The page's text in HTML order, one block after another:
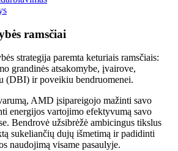
ramsčiai
strategija paremta keturiais ramsčiais:
grandinės atsakomybe, įvairove,
(DBI) ir poveikiu bendruomenei.
AMD įsipareigojo mažinti savo
energijos vartojimo efektyvumą savo
Bendrovė užsibrėžė ambicingus tikslus
sukeliančių dujų išmetimą ir padidinti
naudojimą visame pasaulyje.